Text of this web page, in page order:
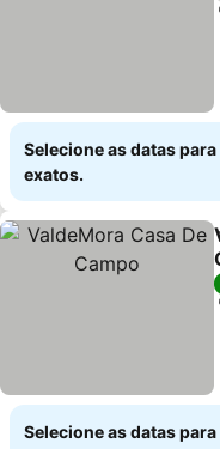
Selecione as datas
exatos.
Selecione as datas